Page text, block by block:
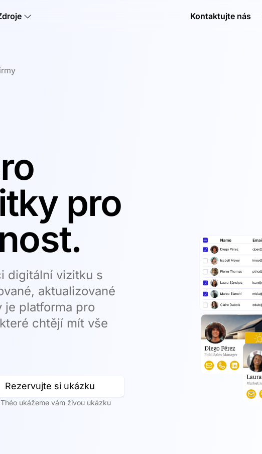
Kontaktujte nás
pro
digitální vizitku s
aktualizované
je platforma pro
chtějí mít vše
Rezervujte si ukázku
Théo ukážeme vám živou ukázku